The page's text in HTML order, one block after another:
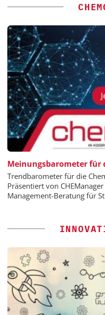
Meinungsbarometer für
Trendbarometer für die
Präsentiert von
Management-Beratung für